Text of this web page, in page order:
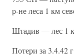
р-не леса 1 км
Штадив — лес 1
Потери за 3.4.42